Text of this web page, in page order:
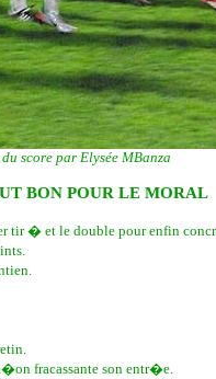
score par Elysée MBanza
BON POUR LE MORAL
tir � et le double pour enfin
fracassante son entr�e.